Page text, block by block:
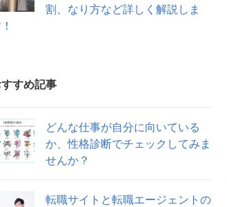
割、なり方など詳しく解説しま
すめ記事
どんな仕事が自分に向いている
か、性格診断でチェックしてみま
せんか？
転職サイトと転職エージェントの